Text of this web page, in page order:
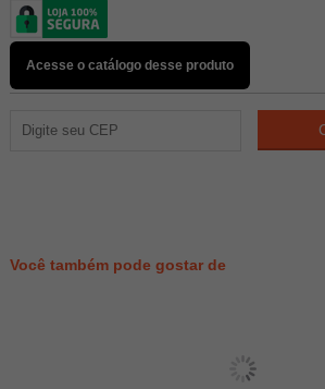
Acesse o catálogo desse produto
Você também pode gostar de